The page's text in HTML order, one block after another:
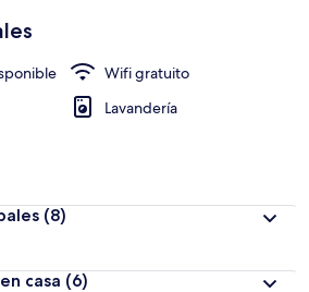
Wifi gratuito
Lavandería
(8)
casa (6)